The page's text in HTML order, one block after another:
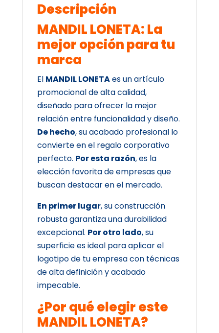
Descripción
MANDIL LONETA: La
mejor opción para tu
marca
El MANDIL LONETAes un artículo
promocional de alta calidad,
diseñado para ofrecer la mejor
relación entre funcionalidad y diseño.
De hecho, su acabado profesional lo
convierte en el regalo corporativo
perfecto. Por esta razón, es la
elección favorita de empresas que
buscan destacar en el mercado.
En primer lugar, su construcción
robusta garantiza una durabilidad
excepcional. Por otro lado, su
superficie es ideal para aplicar el
logotipo de tu empresa con técnicas
de alta definición y acabado
impecable.
¿Por qué elegir este
MANDIL LONETA?